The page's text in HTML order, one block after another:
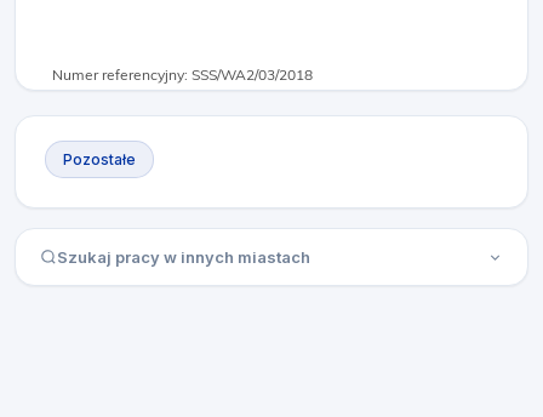
Numer referencyjny: SSS/WA2/03/2018
Pozostałe
Szukaj pracy w innych miastach